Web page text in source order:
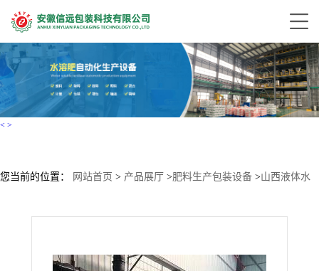
< >
您当前的位置： 网站首页 > 产品展厅 >肥料生产包装设备 >山西液体水